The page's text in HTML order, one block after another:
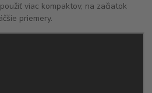
viac kompaktov, na začiatok
priemery.